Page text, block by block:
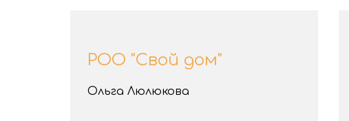
РОО "Свой дом"
Ольга Люлюкова